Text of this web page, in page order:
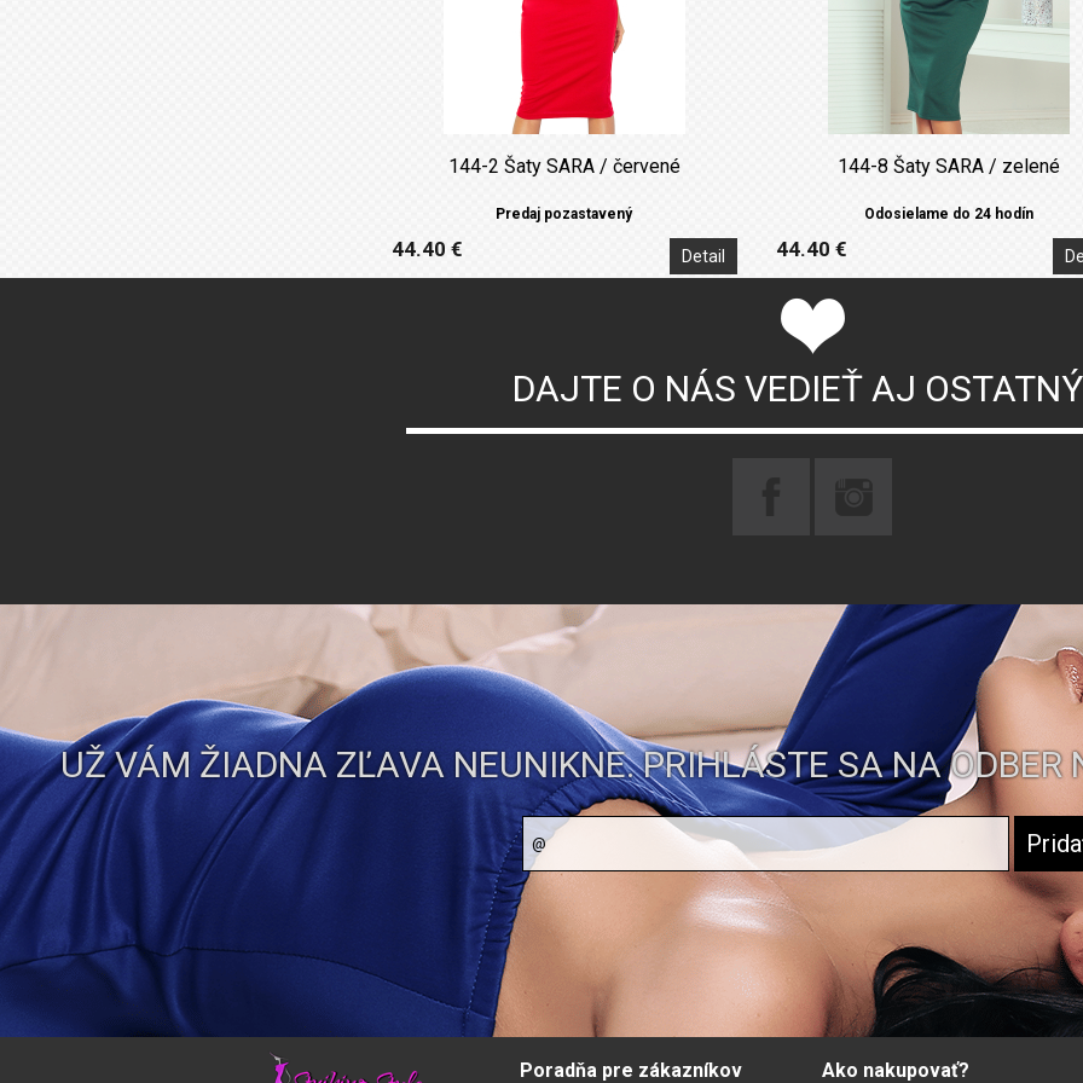
144-2 Šaty SARA / červené
Predaj pozastavený
44.40 € Detail
144-8 Šaty SARA / zelené
Odosielame do 24 hodín
44.40 €
DAJTE O NÁS VEDIEŤ AJ
UŽ VÁM ŽIADNA ZĽAVA NEUNIKNE. PRIHLÁSTE SA NA ODBER
Poradňa pre zákazníkov Ako nakupovať?